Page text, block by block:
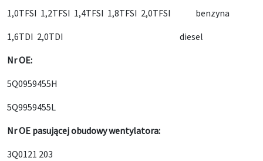
1,0TFSI 1,2TFSI 1,4TFSI 1,8TFSI 2,0TFSI benzyna
1,6TDI 2,0TDI diesel
Nr OE:
5Q0959455H
5Q9959455L
Nr OE pasującej obudowy wentylatora:
3Q0121 203